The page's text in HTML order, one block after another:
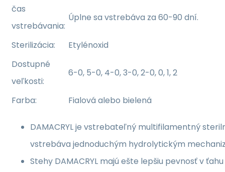
čas
vstrebávania:
Úplne sa vstrebáva za 60-90 dní.
Sterilizácia:
Etylénoxid
Dostupné
veľkosti:
6-0, 5-0, 4-0, 3-0, 2-0, 0, 1, 2
Farba: Fialová alebo bielená
DAMACRYL je vstrebateľný multifilamentný
vstrebáva jednoduchým hydrolytickým
Stehy DAMACRYL majú ešte lepšiu pevnosť v